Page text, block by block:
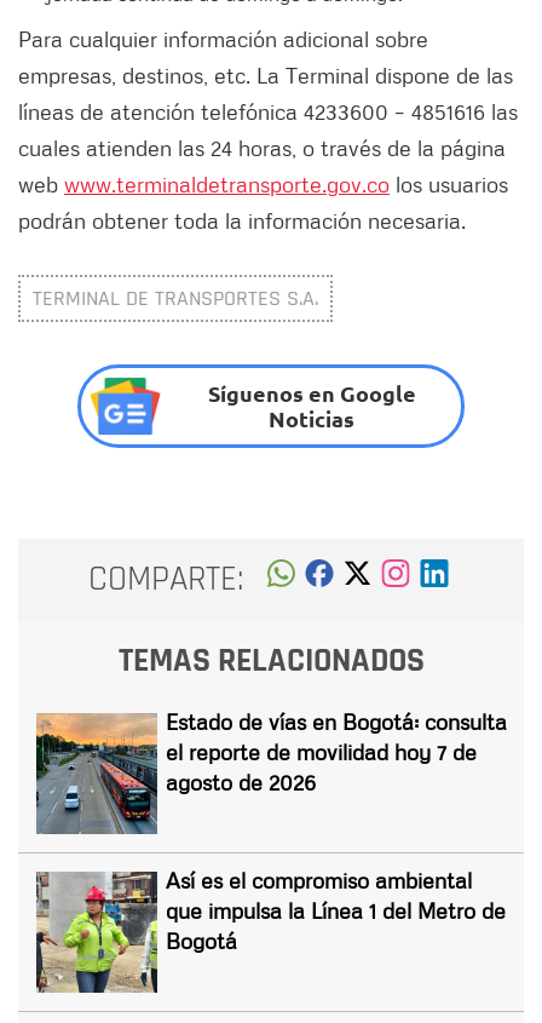
Para cualquier información adicional sobre
empresas, destinos, etc. La Terminal dispone de las
líneas de atención telefónica 4233600 – 4851616 las
cuales atienden las 24 horas, o través de la página
web www.terminaldetransporte.gov.co los usuarios
podrán obtener toda la información necesaria.
TERMINAL DE TRANSPORTES S.A.
Síguenos en Google
Noticias
COMPARTE:
TEMAS RELACIONADOS
Estado de vías en Bogotá: consulta
el reporte de movilidad hoy 7 de
agosto de 2026
Así es el compromiso ambiental
que impulsa la Línea 1 del Metro de
Bogotá